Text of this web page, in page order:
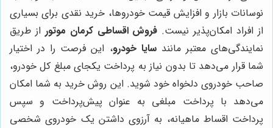
نوسانات بازار و افزایش قیمت خودروها، خرید نقدی برای بسیاری
از افراد امکان‌پذیر نیست. فروش اقساطی کرمان موتور از طریق
نمایندگی‌های معتبر مانندسایا خودرو، این فرصت را در اختیار
شما قرار می‌دهد تا بدون نیاز به پرداخت یکجای مبلغ کل خودرو،
صاحب خودروی دلخواه خود شوید. این روش خرید به شما امکان
می‌دهد با پرداخت مبلغی به عنوان پیش‌پرداخت و سپس
پرداخت اقساط ماهیانه، به آرزوی داشتن یک خودروی شخصی